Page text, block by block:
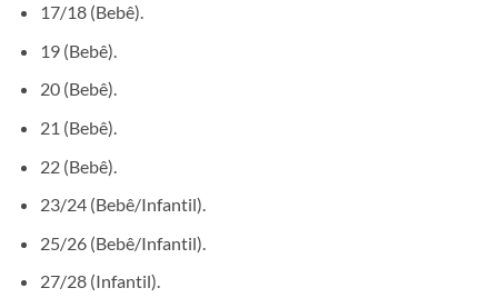
17/18 (Bebê).
19 (Bebê).
20 (Bebê).
21 (Bebê).
22 (Bebê).
23/24 (Bebê/Infantil).
25/26 (Bebê/Infantil).
27/28 (Infantil).